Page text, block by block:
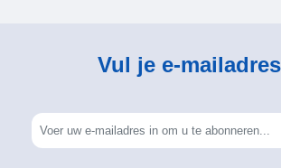
Vul je e-